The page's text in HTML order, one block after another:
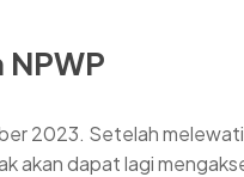
2023. Setelah
akan dapat lagi